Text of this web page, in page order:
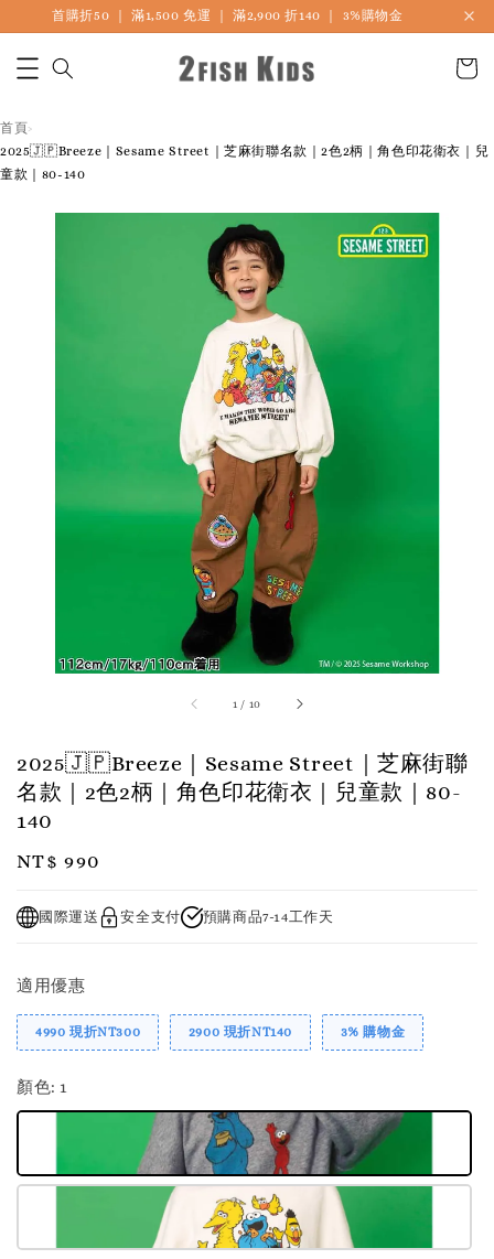
首購折50 ｜ 滿1,500 免運 ｜ 滿2,900 折140 ｜ 3%購物金
首頁›
2025🇯🇵Breeze｜Sesame Street｜芝麻街聯名款｜2色2柄｜角色印花衛衣｜兒
童款｜80-140
1 / 10
2025🇯🇵Breeze｜Sesame Street｜芝麻街聯
名款｜2色2柄｜角色印花衛衣｜兒童款｜80-
140
Regular
NT$ 990
國際運送 安全支付 預購商品7-14工作天
適用優惠
4990 現折NT300 2900 現折NT140 3% 購物金
顏色: 1